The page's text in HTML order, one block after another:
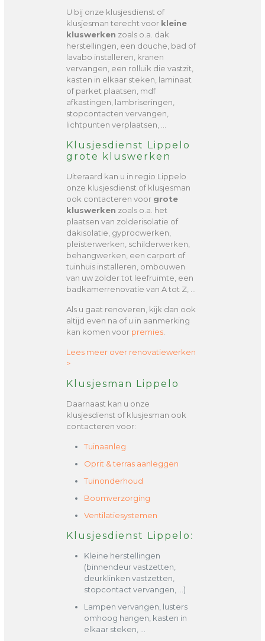
U bij onze klusjesdienst of
klusjesman terecht voor kleine
kluswerken zoals o.a. dak
herstellingen, een douche, bad of
lavabo installeren, kranen
vervangen, een rolluik die vastzit,
kasten in elkaar steken, laminaat
of parket plaatsen, mdf
afkastingen, lambriseringen,
stopcontacten vervangen,
lichtpunten verplaatsen, …
Klusjesdienst Lippelo
grote kluswerken
Uiteraard kan u in regio Lippelo
onze klusjesdienst of klusjesman
ook contacteren voor grote
kluswerken zoals o.a. het
plaatsen van zolderisolatie of
dakisolatie, gyprocwerken,
pleisterwerken, schilderwerken,
behangwerken, een carport of
tuinhuis installeren, ombouwen
van uw zolder tot leefruimte, een
badkamerrenovatie van A tot Z, …
Als u gaat renoveren, kijk dan ook
altijd even na of u in aanmerking
kan komen voor premies.
Lees meer over renovatiewerken
>
Klusjesman Lippelo
Daarnaast kan u onze
klusjesdienst of klusjesman ook
contacteren voor:
Tuinaanleg
Oprit & terras aanleggen
Tuinonderhoud
Boomverzorging
Ventilatiesystemen
Klusjesdienst Lippelo:
Kleine herstellingen
(binnendeur vastzetten,
deurklinken vastzetten,
stopcontact vervangen, …)
Lampen vervangen, lusters
omhoog hangen, kasten in
elkaar steken, …